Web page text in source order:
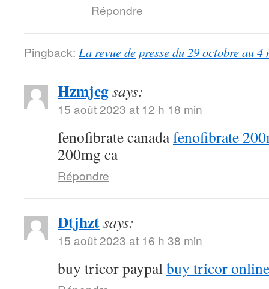
Répondre
Pingback: La revue de presse du 29 octobre au
Hzmjcgsays:
15 août 2023 at 12 h 18 min
fenofibrate canadafenofibrate
200mg ca
Répondre
Dtjhztsays:
15 août 2023 at 16 h 38 min
buy tricor paypalbuy tricor online